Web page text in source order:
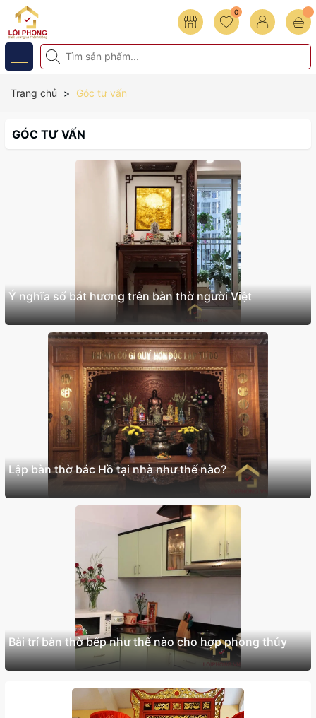
0
Trang chủ Góc tư vấn
GÓC TƯ VẤN
Ý nghĩa số bát hương trên bàn thờ người Việt
Lập bàn thờ bác Hồ tại nhà như thế nào?
Bài trí bàn thờ bếp như thế nào cho hợp phong thủy